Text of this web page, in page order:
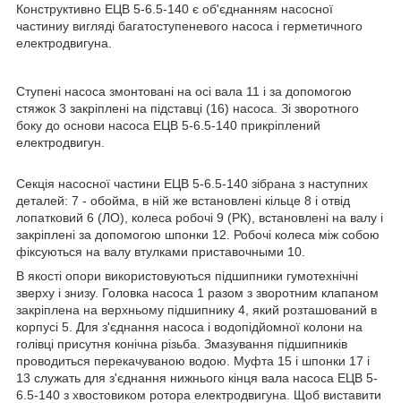
Конструктивно ЕЦВ 5-6.5-140 є об'єднанням насосної
частиниу вигляді багатоступеневого насоса і герметичного
електродвигуна.
Ступені насоса змонтовані на осі вала 11 і за допомогою
стяжок 3 закріплені на підставці (16) насоса. Зі зворотного
боку до основи насоса ЕЦВ 5-6.5-140 прикріплений
електродвигун.
Секція насосної частини ЕЦВ 5-6.5-140 зібрана з наступних
деталей: 7 - обойма, в ній же встановлені кільце 8 і отвід
лопатковий 6 (ЛО), колеса робочі 9 (РК), встановлені на валу і
закріплені за допомогою шпонки 12. Робочі колеса між собою
фіксуються на валу втулками приставочными 10.
В якості опори використовуються підшипники гумотехнічні
зверху і знизу. Головка насоса 1 разом з зворотним клапаном
закріплена на верхньому підшипнику 4, який розташований в
корпусі 5. Для з'єднання насоса і водопідйомної колони на
голівці присутня конічна різьба. Змазування підшипників
проводиться перекачуваною водою. Муфта 15 і шпонки 17 і
13 служать для з'єднання нижнього кінця вала насоса ЕЦВ 5-
6.5-140 з хвостовиком ротора електродвигуна. Щоб виставити